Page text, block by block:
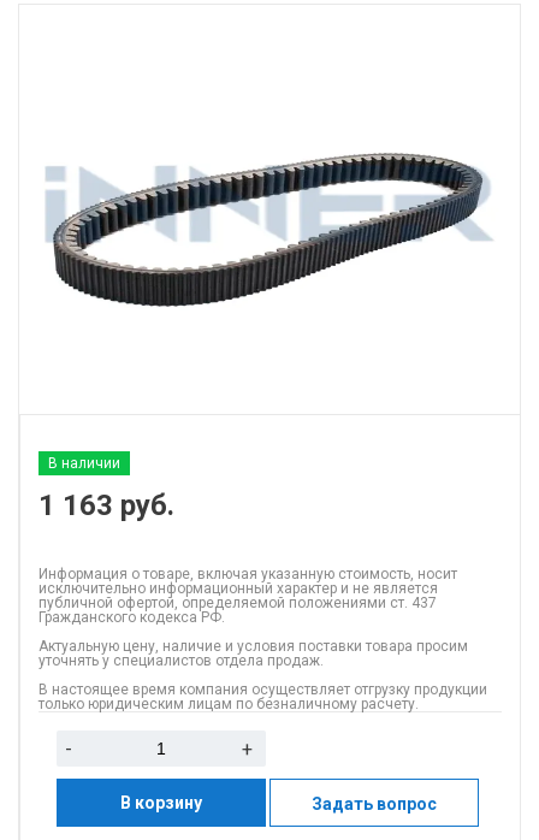
В наличии
1 163 руб.
Информация о товаре, включая указанную стоимость, носит
исключительно информационный характер и не является
публичной офертой, определяемой положениями ст. 437
Гражданского кодекса РФ.
Актуальную цену, наличие и условия поставки товара просим
уточнять у специалистов отдела продаж.
В настоящее время компания осуществляет отгрузку продукции
только юридическим лицам по безналичному расчету.
- +
В корзину Задать вопрос